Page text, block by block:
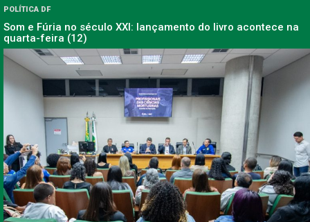
POLÍTICA DF
Som e Fúria no século XXI: lançamento do livro acontece na
quarta-feira (12)